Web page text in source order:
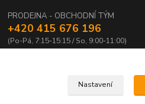
PRODEJNA - OBCHODNÍ TÝM
+420 415 676 196
(Po-Pá, 7:15-15:15 / So, 9:00-11:00)
Nastavení